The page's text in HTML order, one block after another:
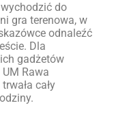
do
gra terenowa, w
odnaleźć
Dla
gadżetów
Rawa
cały